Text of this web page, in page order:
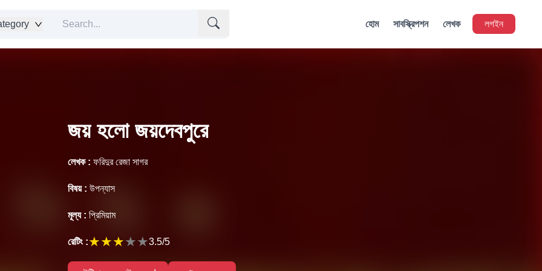
হোম সাবস্ক্রিপশন লেখক লগইন
জয় হলো জয়দেবপুরে
লেখক : ফরিদুর রেজা সাগর
বিষয় : উপন্যাস
মূল্য : প্রিমিয়াম
রেটিং :★★★★★3.5/5